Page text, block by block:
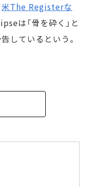
米The Registerな
は「骨を砕く」と
しているという。